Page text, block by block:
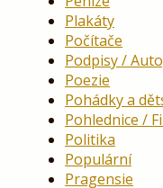
Plakáty
Počítače
Podpisy /
Poezie
Pohádky a
Pohlednice /
Politika
Populární
Pragensie